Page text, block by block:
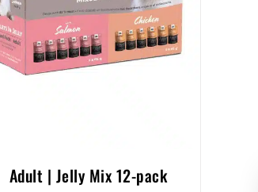
Adult | Jelly Mix 12-pack